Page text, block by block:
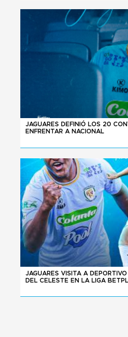
02 - 08 - 2026
JAGUARES DEFINIÓ LOS 20
ENFRENTAR A NACIONAL
24 - 07 - 2026
JAGUARES VISITA A
DEL CELESTE EN LA LIGA